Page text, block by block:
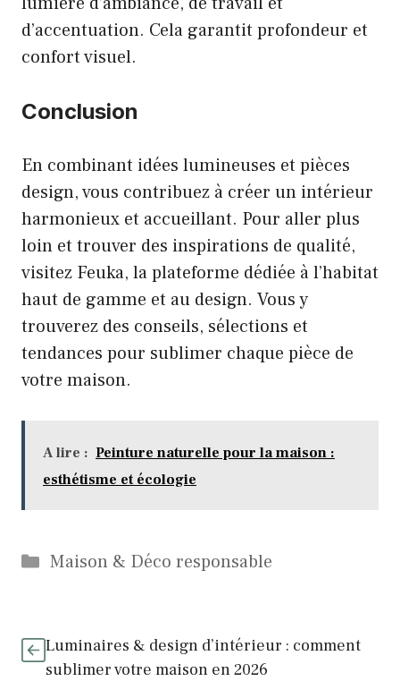
d’accentuation. Cela garantit profondeur et
confort visuel.
Conclusion
En combinant idées lumineuses et pièces
design, vous contribuez à créer un intérieur
harmonieux et accueillant. Pour aller plus
loin et trouver des inspirations de qualité,
visitez Feuka, la plateforme dédiée à l’habitat
haut de gamme et au design. Vous y
trouverez des conseils, sélections et
tendances pour sublimer chaque pièce de
votre maison.
A lire : Peinture naturelle pour la maison :
esthétisme et écologie
Catégories
Maison & Déco responsable
Luminaires & design d’intérieur : comment
sublimer votre maison en 2026